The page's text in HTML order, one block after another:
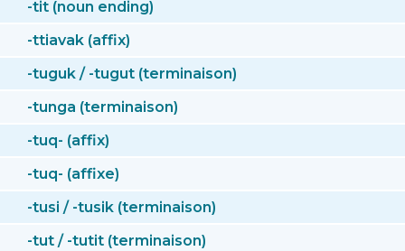
-tit (noun ending)
-ttiavak (affix)
-tuguk / -tugut (terminaison)
-tunga (terminaison)
-tuq- (affix)
-tuq- (affixe)
-tusi / -tusik (terminaison)
-tut / -tutit (terminaison)